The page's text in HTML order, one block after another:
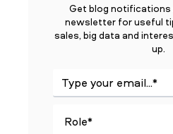
Get blog notifications
newsletter for useful
sales, big data and
up.